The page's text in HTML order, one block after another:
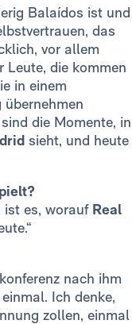
Balaídos ist und
das
vor allem
Leute, die kommen
in einem
die Momente, in
sieht, und heute
ist es, worauf Real
nach ihm
Ich denke,
zollen, einmal